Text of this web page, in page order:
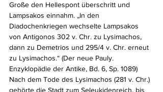
Große den Hellespont überschritt und
Lampsakos einnahm. „In den
Diadochenkriegen wechselte Lampsakos
von Antigonos 302 v. Chr. zu Lysimachos,
dann zu Demetrios und 295/4 v. Chr. erneut
zu Lysimachos.“ (Der neue Pauly.
Enzyklopädie der Antike, Bd. 6, Sp. 1089)
Nach dem Tode des Lysimachos (281 v. Chr.)
gehörte die Stadt zum Seleukidenreich, bis